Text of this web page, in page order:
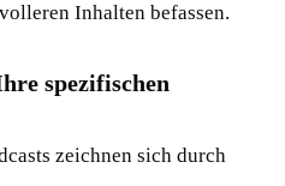
Inhalten befassen.
spezifischen
zeichnen sich durch